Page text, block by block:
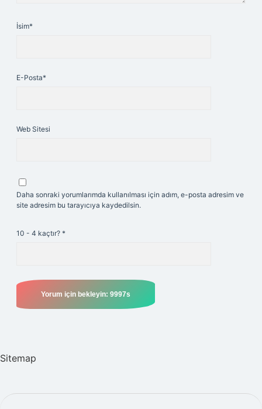
İsim*
E-Posta*
Web Sitesi
Daha sonraki yorumlarımda kullanılması için adım, e-posta adresim ve
site adresim bu tarayıcıya kaydedilsin.
10 - 4 kaçtır? *
Sitemap